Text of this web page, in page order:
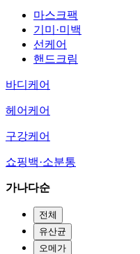
마스크팩
기미·미백
선케어
핸드크림
바디케어
헤어케어
구강케어
쇼핑백·소분통
가나다순
전체
유산균
오메가